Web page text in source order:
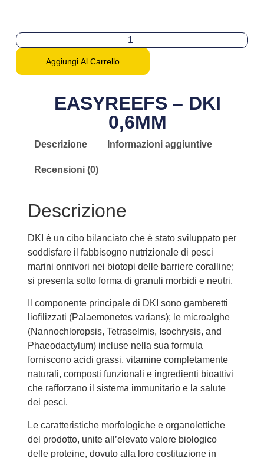
Aggiungi Al Carrello
EASYREEFS – DKI
0,6MM
Descrizione Informazioni aggiuntive
Recensioni (0)
Descrizione
DKI è un cibo bilanciato che è stato sviluppato per
soddisfare il fabbisogno nutrizionale di pesci
marini onnivori nei biotopi delle barriere coralline;
si presenta sotto forma di granuli morbidi e neutri.
Il componente principale di DKI sono gamberetti
liofilizzati (Palaemonetes varians); le microalghe
(Nannochloropsis, Tetraselmis, Isochrysis, and
Phaeodactylum) incluse nella sua formula
forniscono acidi grassi, vitamine completamente
naturali, composti funzionali e ingredienti bioattivi
che rafforzano il sistema immunitario e la salute
dei pesci.
Le caratteristiche morfologiche e organolettiche
del prodotto, unite all’elevato valore biologico
delle proteine, dovuto alla loro costituzione in